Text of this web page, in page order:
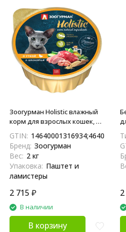
Зоогурман Holistic влажный
корм для взрослых кошек, с
шт
GTIN:
Бренд: Зоогурман
Вес: 2 кг
Упаковка: Паштет и
ламистеры
2 715 ₽
В наличии
В корзину